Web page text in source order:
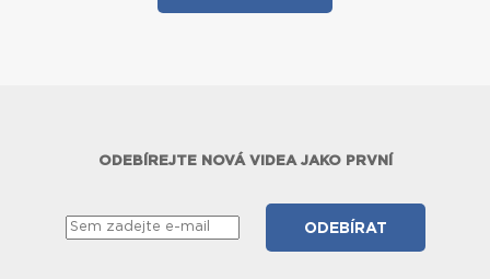
ODEBÍREJTE NOVÁ VIDEA JAKO PRVNÍ